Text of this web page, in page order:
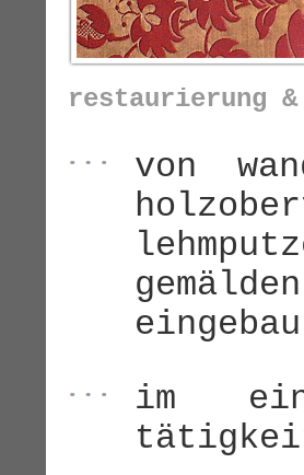
restaurierung
von
im